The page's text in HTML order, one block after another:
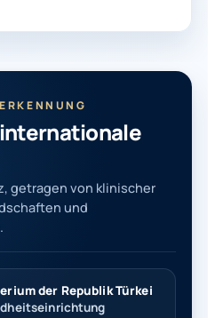
getragen von klinischer
und
der Republik Türkei